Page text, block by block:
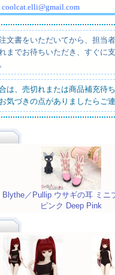
coolcat.elli@gmail.com
書をいただいてから、担当
までお待ちいただき、すぐに
、売切れまたは商品補充待
気づきの点がありましたらご連
Blythe／Pullip ウサギの耳 ミニ
ピンク Deep Pink